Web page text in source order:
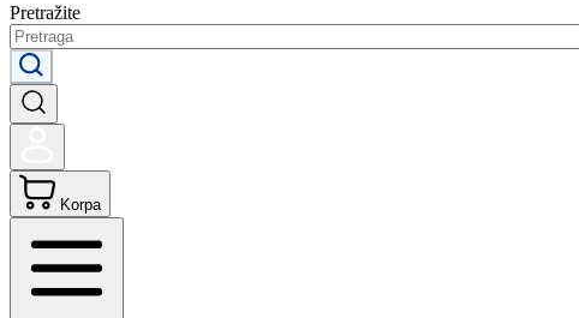
Pretražite
Korpa